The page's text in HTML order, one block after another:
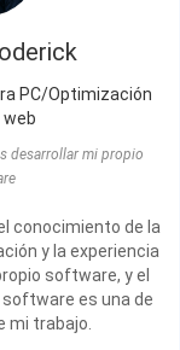
PC/Optimización
desarrollar mi propio
conocimiento de la
y la experiencia
software, y el
es una de
mi trabajo.